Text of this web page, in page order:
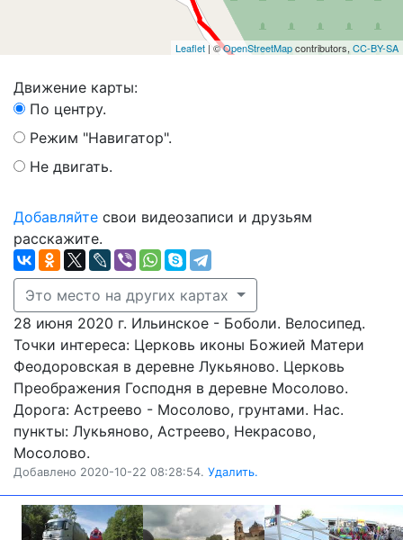
Leaflet | ©OpenStreetMapcontributors, CC-BY-SA
Движение карты:
По центру.
Режим "Навигатор".
Не двигать.
Добавляйте свои видеозаписи и друзьям
расскажите.
Это место на других картах
28 июня 2020 г. Ильинское - Боболи. Велосипед.
Точки интереса: Церковь иконы Божией Матери
Феодоровская в деревне Лукьяново. Церковь
Преображения Господня в деревне Мосолово.
Дорога: Астреево - Мосолово, грунтами. Нас.
пункты: Лукьяново, Астреево, Некрасово,
Мосолово.
Добавлено 2020-10-22 08:28:54. Удалить.